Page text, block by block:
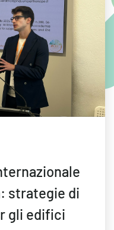
strategie di
gli edifici